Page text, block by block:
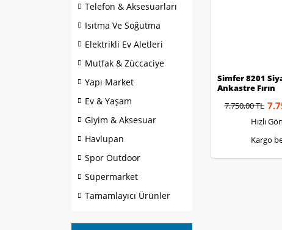
Telefon & Aksesuarları
Isıtma Ve Soğutma
Elektrikli Ev Aletleri
Mutfak & Züccaciye
Yapı Market
Ev & Yaşam
Giyim & Aksesuar
Havlupan
Spor Outdoor
Süpermarket
Tamamlayıcı Ürünler
Simfer 8201
Ankastre Fırın
7.750,00 TL
Hızlı
Kargo